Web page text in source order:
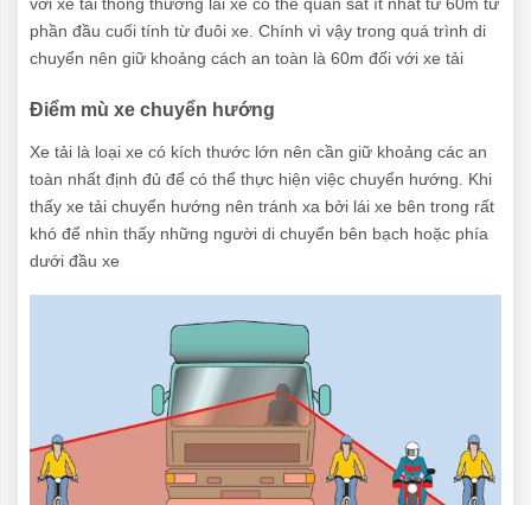
phần đầu cuối tính từ đuôi xe. Chính vì vậy trong quá trình di
chuyển nên giữ khoảng cách an toàn là 60m đối với xe tải
Điểm mù xe chuyển hướng
Xe tải là loại xe có kích thước lớn nên cần giữ khoảng các an
toàn nhất định đủ để có thể thực hiện việc chuyển hướng. Khi
thấy xe tải chuyển hướng nên tránh xa bởi lái xe bên trong rất
khó để nhìn thấy những người di chuyển bên bạch hoặc phía
dưới đầu xe